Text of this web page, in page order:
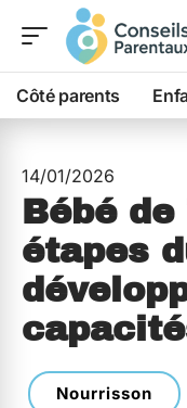
Côté parents
14/01/2026
Bébé
étapes
Nourrisson